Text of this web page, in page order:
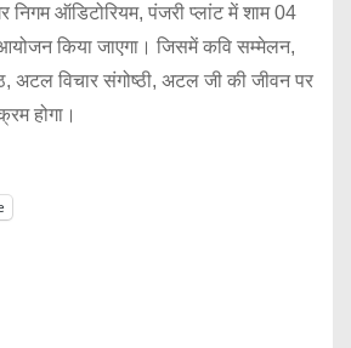
निगम ऑडिटोरियम, पंजरी प्लांट में शाम 04
किया जाएगा। जिसमें कवि सम्मेलन,
अटल विचार संगोष्ठी, अटल जी की जीवन पर
होगा।